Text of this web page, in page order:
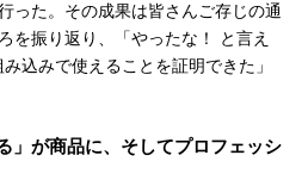
った。その成果は皆さんご存じの通
を振り返り、「やったな！ と言え
込みで使えることを証明できた」
」が商品に、そしてプロフェッシ